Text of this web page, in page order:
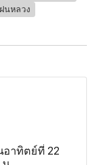
นหลวง
อาทิตย์ที่ 22